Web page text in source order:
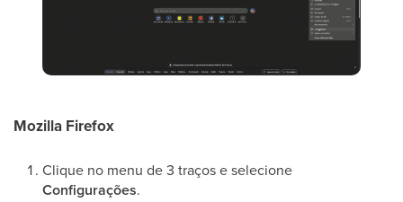
Mozilla Firefox
Clique no menu de 3 traços e selecione
Configurações.